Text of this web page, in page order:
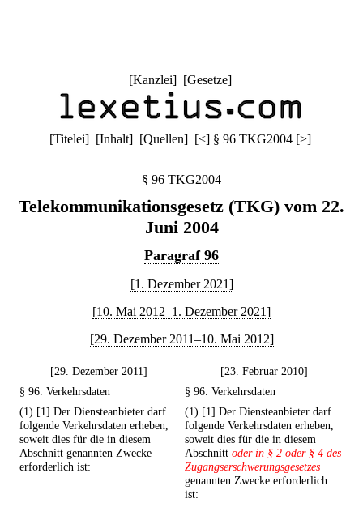
[Kanzlei] [Gesetze]
[Titelei] [Inhalt] [Quellen] [<] § 96 TKG2004 [>]
§ 96 TKG2004
Telekommunikationsgesetz (TKG) vom 22.
Juni 2004
Paragraf 96
[1. Dezember 2021]
[10. Mai 2012–1. Dezember 2021]
[29. Dezember 2011–10. Mai 2012]
[29. Dezember 2011]
[23. Februar 2010]
§ 96. Verkehrsdaten
§ 96. Verkehrsdaten
(1) [1] Der Diensteanbieter darf
folgende Verkehrsdaten erheben,
soweit dies für die in diesem
Abschnitt genannten Zwecke
erforderlich ist:
(1) [1] Der Diensteanbieter darf
folgende Verkehrsdaten erheben,
soweit dies für die in diesem
Abschnitt oder in § 2 oder § 4 des
Zugangserschwerungsgesetzes
genannten Zwecke erforderlich
ist: